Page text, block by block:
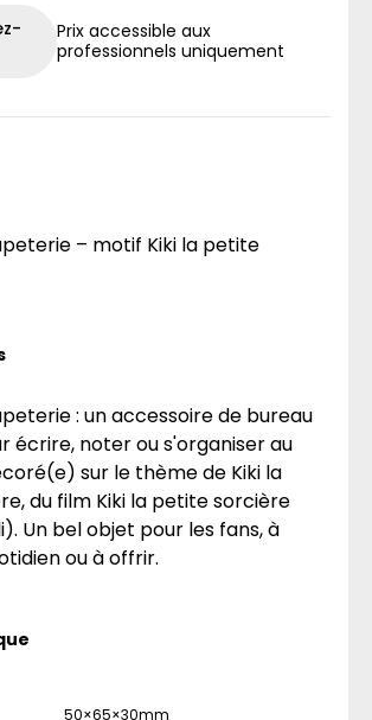
Prix accessible aux
professionnels uniquement
– motif Kiki la petite
: un accessoire de bureau
écrire, noter ou s'organiser au
sur le thème de Kiki la
du film Kiki la petite sorcière
Un bel objet pour les fans, à
ou à offrir.
50×65×30mm